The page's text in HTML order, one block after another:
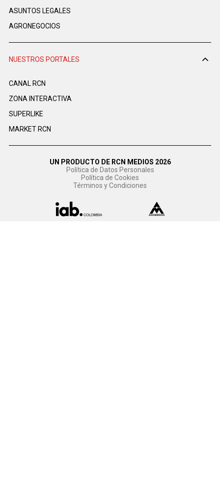
ASUNTOS LEGALES
AGRONEGOCIOS
NUESTROS PORTALES
CANAL RCN
ZONA INTERACTIVA
SUPERLIKE
MARKET RCN
UN PRODUCTO DE RCN MEDIOS 2026
Política de Datos Personales
Política de Cookies
Términos y Condiciones